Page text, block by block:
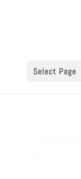
Select Page